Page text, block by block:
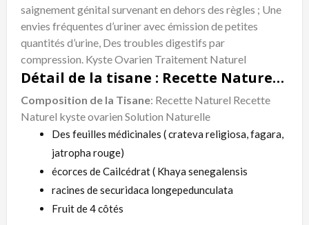
saignement génital survenant en dehors des règles ; Une
envies fréquentes d’uriner avec émission de petites
quantités d’urine, Des troubles digestifs par
compression. Kyste Ovarien Traitement Naturel
Détail de la tisane : Recette Naturelle Kyste Ovarien Solution Naturelle
Composition de la Tisane: Recette Naturel Recette
Naturel kyste ovarien Solution Naturelle
Des feuilles médicinales ( crateva religiosa, fagara,
jatropha rouge)
écorces de Cailcédrat ( Khaya senegalensis
racines de securidaca longepedunculata
Fruit de 4 côtés